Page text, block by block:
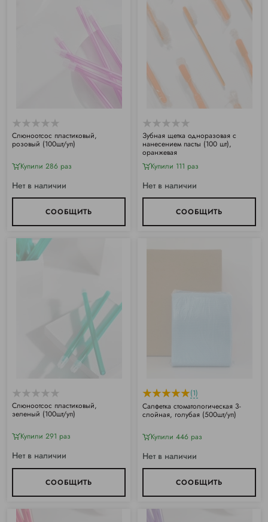
Слюноотсос пластиковый,
розовый (100шт/уп)
Купили 286 раз
Нет в наличии
СООБЩИТЬ
Зубная щетка одноразовая с
нанесением пасты (100 шт),
оранжевая
Купили 111 раз
Нет в наличии
СООБЩИТЬ
Слюноотсос пластиковый,
зеленый (100шт/уп)
Купили 291 раз
Нет в наличии
СООБЩИТЬ
(1)
Салфетка стоматологическая 3-
слойная, голубая (500шт/уп)
Купили 446 раз
Нет в наличии
СООБЩИТЬ